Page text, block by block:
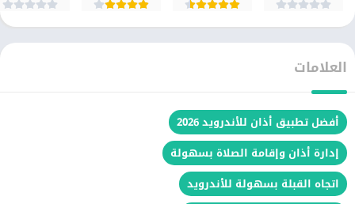
العلامات
أفضل تطبيق أذان للأندرويد 2026
إدارة أذان وإقامة الصلاة بسهولة
اتجاه القبلة بسهولة للأندرويد